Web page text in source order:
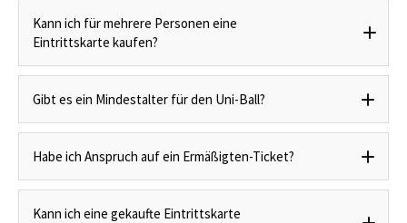
Kann ich für mehrere Personen eine
Eintrittskarte kaufen?
Gibt es ein Mindestalter für den Uni-Ball?
Habe ich Anspruch auf ein Ermäßigten-Ticket?
Kann ich eine gekaufte Eintrittskarte